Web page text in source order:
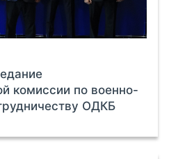
комиссии по военно-
ОДКБ